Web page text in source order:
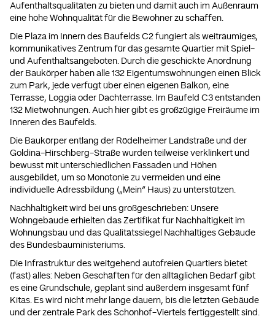
Aufenthaltsqualitäten zu bieten und damit auch im Außenraum
eine hohe Wohnqualität für die Bewohner zu schaffen.
Die Plaza im Innern des Baufelds C2 fungiert als weiträumiges,
kommunikatives Zentrum für das gesamte Quartier mit Spiel-
und Aufenthaltsangeboten. Durch die geschickte Anordnung
der Baukörper haben alle 132 Eigentumswohnungen einen Blick
zum Park, jede verfügt über einen eigenen Balkon, eine
Terrasse, Loggia oder Dachterrasse. Im Baufeld C3 entstanden
132 Mietwohnungen. Auch hier gibt es großzügige Freiräume im
Inneren des Baufelds.
Die Baukörper entlang der Rödelheimer Landstraße und der
Goldina-Hirschberg-Straße wurden teilweise verklinkert und
bewusst mit unterschiedlichen Fassaden und Höhen
ausgebildet, um so Monotonie zu vermeiden und eine
individuelle Adressbildung („Mein“ Haus) zu unterstützen.
Nachhaltigkeit wird bei uns großgeschrieben: Unsere
Wohngebäude erhielten das Zertifikat für Nachhaltigkeit im
Wohnungsbau und das Qualitätssiegel Nachhaltiges Gebäude
des Bundesbauministeriums.
Die Infrastruktur des weitgehend autofreien Quartiers bietet
(fast) alles: Neben Geschäften für den alltäglichen Bedarf gibt
es eine Grundschule, geplant sind außerdem insgesamt fünf
Kitas. Es wird nicht mehr lange dauern, bis die letzten Gebäude
und der zentrale Park des Schönhof-Viertels fertiggestellt sind.